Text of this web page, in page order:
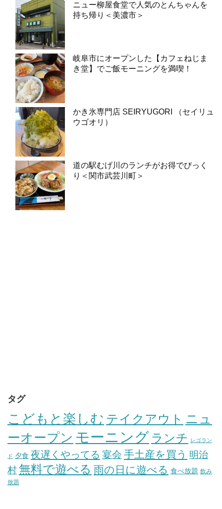
ニュー柳屋食堂で人気のとんちゃんを
持ち帰り＜美濃市＞
岐阜市にオープンした【カフェねじま
き堂】でご飯モーニングを満喫！
かき氷専門店 SEIRYUGORI （セイリュ
ウゴオリ）
道の駅むげ川のランチがお得でびっく
り＜関市武芸川町＞
タグ
こどもと楽しむ テイクアウト ニュ
ーオープン モーニング ランチ レゴラン
ド 夕食 夜遅くやってる 宴会 手土産を買う 明治
村無料で遊べる 雨の日に遊べる 食べ放題 飲み
放題